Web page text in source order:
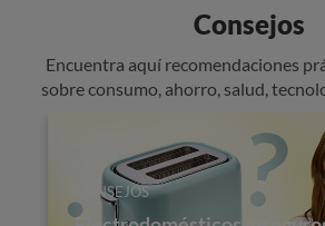
Consejos
Encuentra aquí recomendaciones
sobre consumo, ahorro, salud,
CONSEJOS